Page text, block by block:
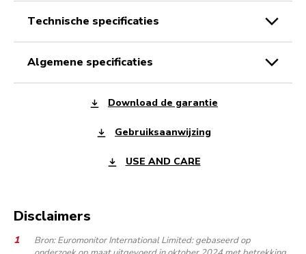
technische specificaties
algemene specificaties
Download de garantie
Gebruiksaanwijzing
USE AND CARE
Disclaimers
Bron: Euromonitor International Limited: gebaseerd op